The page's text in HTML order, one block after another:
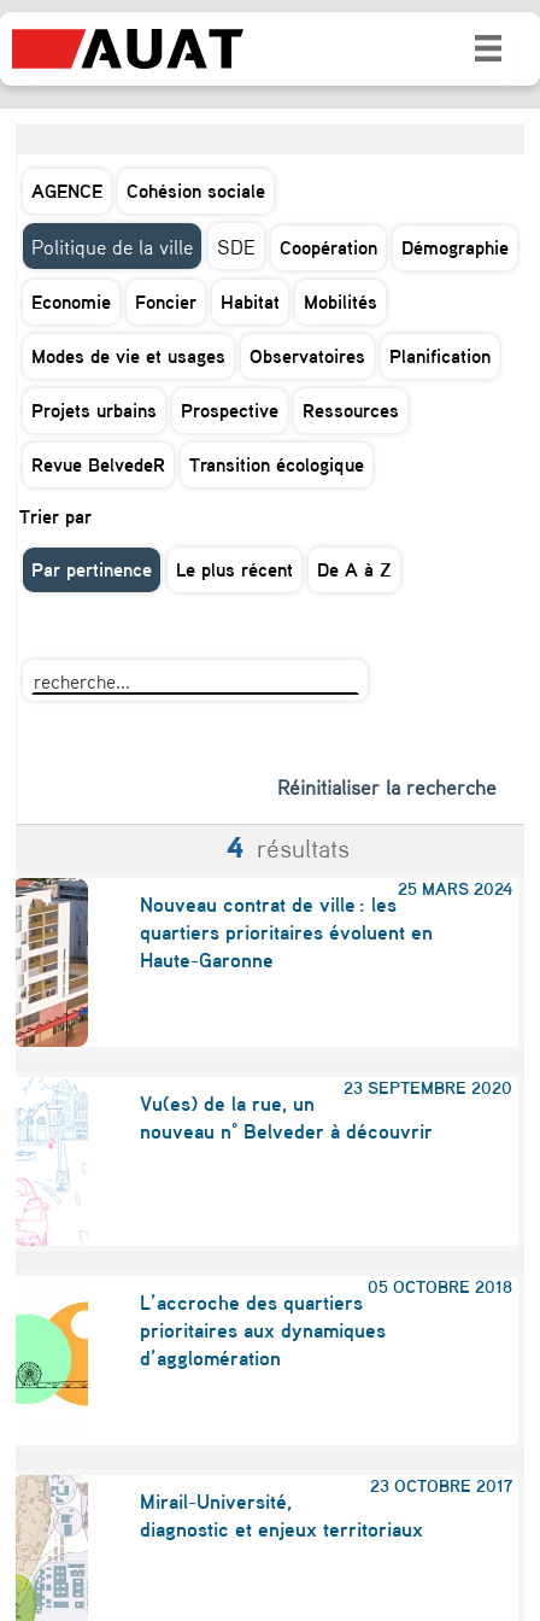
AGENCE Cohésion sociale
Politique de la ville SDE Coopération Démographie
Economie Foncier Habitat Mobilités
Modes de vie et usages Observatoires Planification
Projets urbains Prospective Ressources
Revue BelvedeR Transition écologique
Trier par
Par pertinence Le plus récent De A à Z
Réinitialiser la recherche
4 résultats
25 MARS 2024
Nouveau contrat de ville : les
quartiers prioritaires évoluent en
Haute-Garonne
23 SEPTEMBRE 2020
Vu(es) de la rue, un
nouveau n° Belveder à découvrir
05 OCTOBRE 2018
L’accroche des quartiers
prioritaires aux dynamiques
d’agglomération
23 OCTOBRE 2017
Mirail-Université,
diagnostic et enjeux territoriaux